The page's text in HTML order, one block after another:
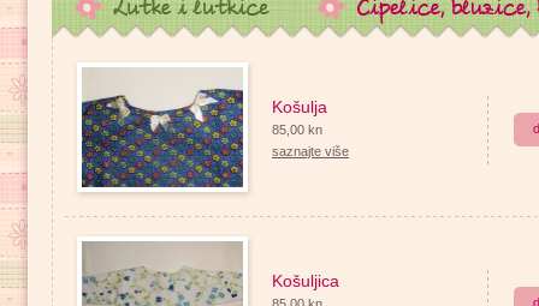
Košulja
85,00 kn
saznajte više
Košuljica